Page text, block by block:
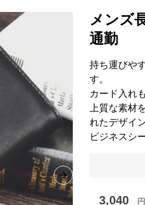
Next slide
メンズ
通勤
持ち運びや
す。
カード入れ
上質な素材
れたデザイン
ビジネスシ
3,040 円